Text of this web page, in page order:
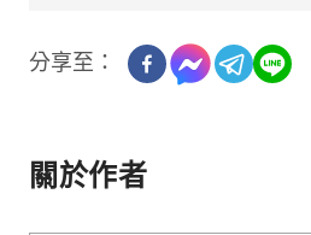
分享至：
關於作者